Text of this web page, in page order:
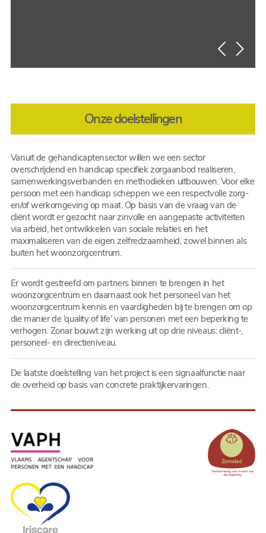
Onze doelstellingen
Vanuit de gehandicaptensector willen we een sector
overschrijdend en handicap specifiek zorgaanbod realiseren,
samenwerkingsverbanden en methodieken uitbouwen. Voor elke
persoon met een handicap scheppen we een respectvolle zorg-
en/of werkomgeving op maat. Op basis van de vraag van de
cliënt wordt er gezocht naar zinvolle en aangepaste activiteiten
via arbeid, het ontwikkelen van sociale relaties en het
maximaliseren van de eigen zelfredzaamheid, zowel binnen als
buiten het woonzorgcentrum.
Er wordt gestreefd om partners binnen te brengen in het
woonzorgcentrum en daarnaast ook het personeel van het
woonzorgcentrum kennis en vaardigheden bij te brengen om op
die manier de ‘quality of life’ van personen met een beperking te
verhogen. Zonar bouwt zijn werking uit op drie niveaus: cliënt-,
personeel- en directieniveau.
De laatste doelstelling van het project is een signaalfunctie naar
de overheid op basis van concrete praktijkervaringen.